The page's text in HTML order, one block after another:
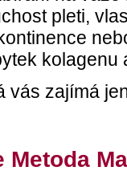
pleti,
kolagenu
vás zajímá
Metoda